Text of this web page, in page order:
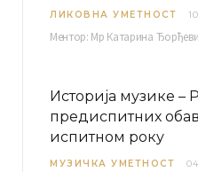
ЛИКОВНА УМЕТНОСТ
Историја музике –
предиспитних
испитном року
МУЗИЧКА УМЕТНОСТ